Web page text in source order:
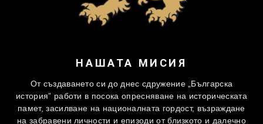
НАШАТА МИСИЯ
От създаването си до днес сдружение „Българска
история” работи в посока опресняване на историческата
памет, засилване на националната гордост, възраждане
на забравени личности и епизоди от близкото и далечно